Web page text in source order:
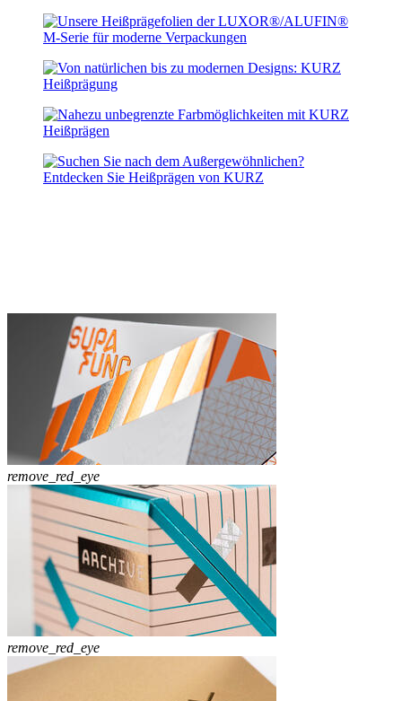
remove_red_eye
remove_red_eye